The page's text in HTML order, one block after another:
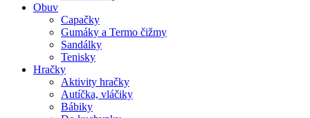
Obuv
Capačky
Gumáky a Termo čižmy
Sandálky
Tenisky
Hračky
Aktivity hračky
Autíčka, vláčiky
Bábiky